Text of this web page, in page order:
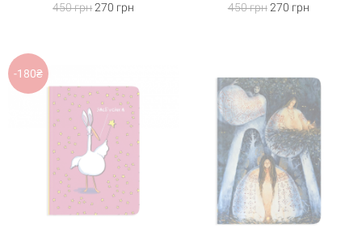
450 грн270 грн 450 грн270 грн
-180₴